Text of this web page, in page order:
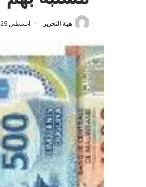
هيئة التحرير أغسطس 25, 2020